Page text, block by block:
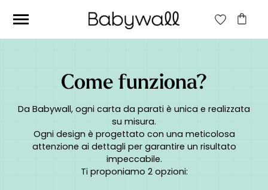
Come funziona?
Da Babywall, ogni carta da parati è unica e realizzata
su misura.
Ogni design è progettato con una meticolosa
attenzione ai dettagli per garantire un risultato
impeccabile.
Ti proponiamo 2 opzioni: